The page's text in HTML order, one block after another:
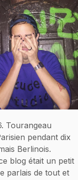
Tourangeau
pendant dix
Berlinois.
blog était un petit
parlais de tout et